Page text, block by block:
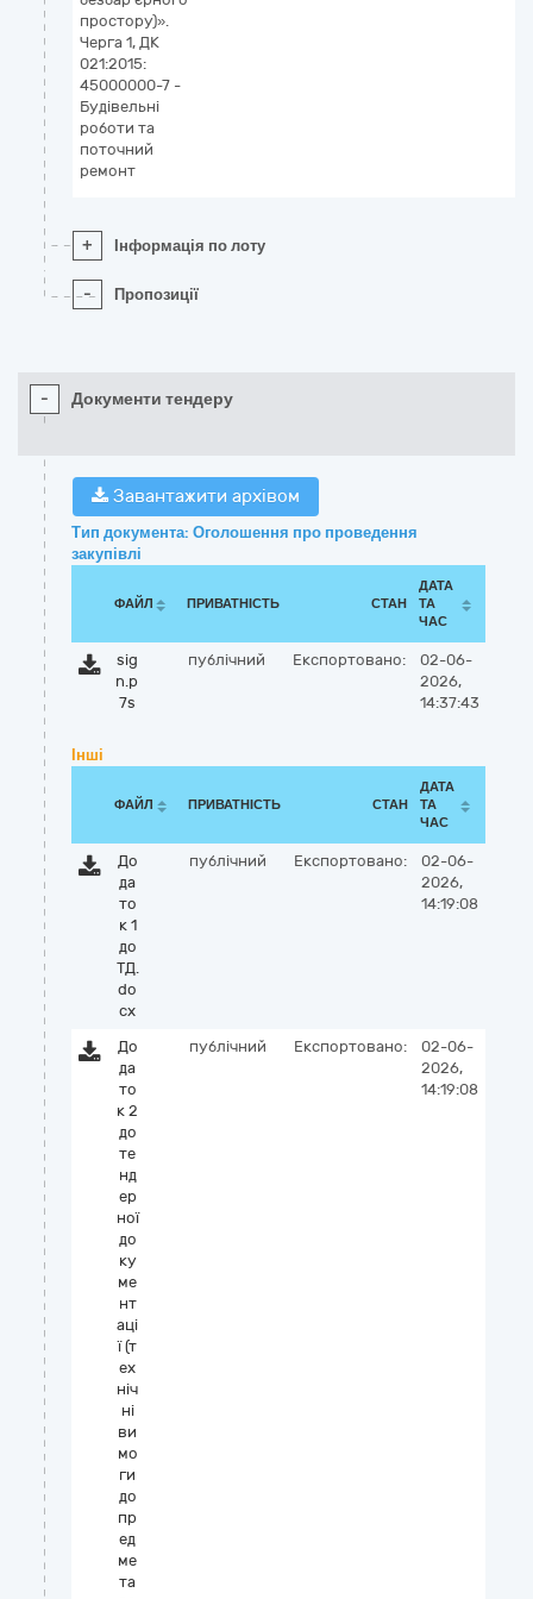
простору)».
Черга 1, ДК
021:2015:
45000000-7 -
Будівельні
роботи та
поточний
ремонт
+ Інформація по лоту
- Пропозиції
- Документи тендеру
Завантажити архівом
Тип документа: Оголошення про проведення
закупівлі
ФАЙЛ ПРИВАТНІСТЬ СТАН
ДАТА
ТА
ЧАС
sig
n.p
7s
публічний Експортовано:
02-06-
2026,
14:37:43
Інші
ФАЙЛ ПРИВАТНІСТЬ СТАН
ДАТА
ТА
ЧАС
До
да
то
к 1
до
ТД.
do
cx
публічний Експортовано:
02-06-
2026,
14:19:08
До
да
то
к 2
до
те
нд
ер
ної
до
ку
ме
нт
аці
ї (т
ех
ніч
ні
ви
мо
ги
до
пр
ед
ме
та
публічний Експортовано:
02-06-
2026,
14:19:08